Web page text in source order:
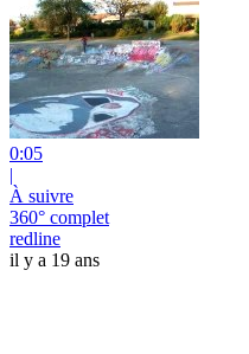
0:05
|
À suivre
360° complet
redline
il y a 19 ans